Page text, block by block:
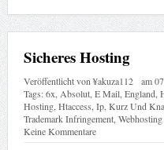
Sicheres Hosting
Veröffentlicht von¥akuza112 am
Tags:6x,Absolut,E Mail,England,
Hosting,Htaccess,Ip,Kurz Und
Trademark Infringement,Webhosting
Keine Kommentare